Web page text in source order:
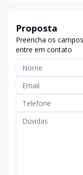
Proposta
Preencha os
entre em contato